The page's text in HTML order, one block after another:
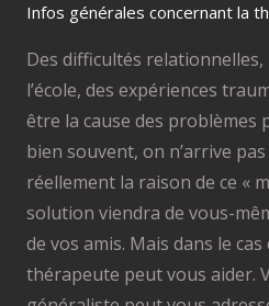
Infos générales concernant la
Des difficultés
l’école, des expériences
être la cause des problèmes
bien souvent, on n’arrive
réellement la raison de ce «
solution viendra de vous-
de vos amis. Mais dans le
thérapeute peut vous aider.